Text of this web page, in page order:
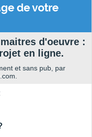
de votre
d'oeuvre :
en ligne.
et sans pub, par